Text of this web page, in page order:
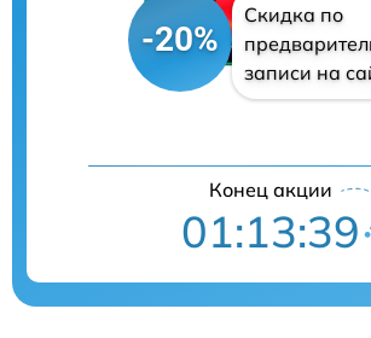
-20%
Скидка по
записи на
Конец акции
01:13:39